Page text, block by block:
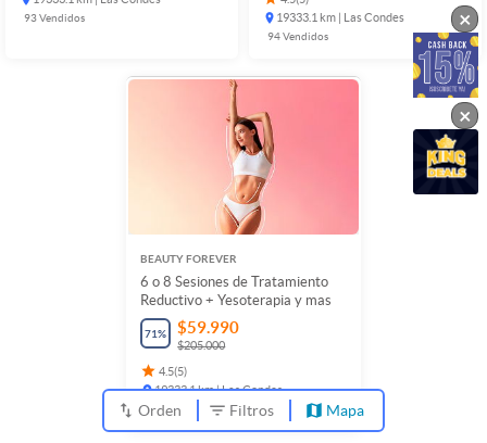
93Vendidos
19333.1 km | Las Condes
94Vendidos
BEAUTY FOREVER
6 o 8 Sesiones de Tratamiento
Reductivo + Yesoterapia y mas
71% $59.990
$205.000
4.5(5)
19333.1 km | Las Condes
95Vendidos
Orden Filtros Mapa
×
×